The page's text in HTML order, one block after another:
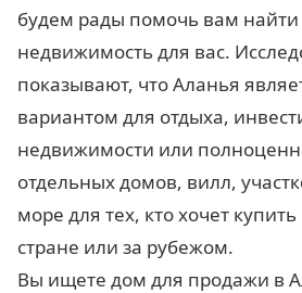
будем рады помочь вам
недвижимость для вас.
показывают, что Аланья
вариантом для отдыха,
недвижимости или
отдельных домов, вилл,
море для тех, кто хочет
стране или за рубежом.
Вы ищете дом для продажи в